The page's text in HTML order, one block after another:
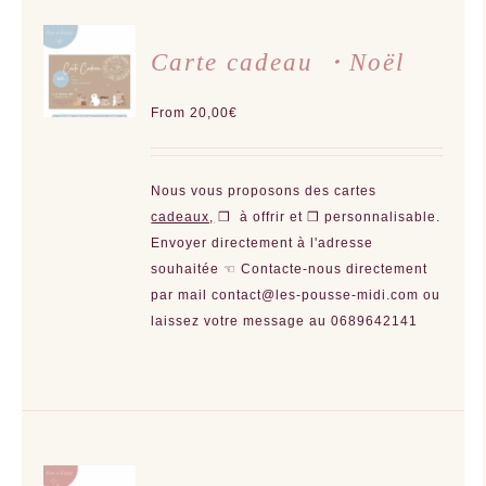
CHOIX
DES
OPTIONS
CE
PRODUIT
A
VARIATIONS.
/
DÉTAILS
Carte cadeau ・Noël
From 20,00€
Nous vous proposons des cartes
cadeaux, ❒ à offrir et ❒ personnalisable.
Envoyer directement à l'adresse
souhaitée ☜ Contacte-nous directement
par mail contact@les-pousse-midi.com ou
laissez votre message au 0689642141
CHOIX